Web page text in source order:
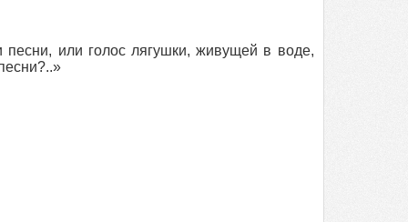
или голос лягушки, живущей в воде,